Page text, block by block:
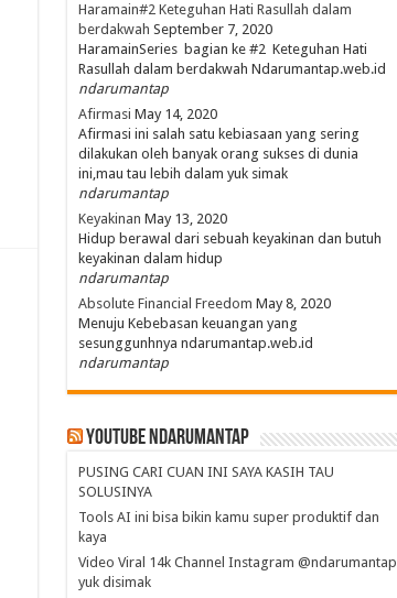
Haramain#2 Keteguhan Hati Rasullah dalam
berdakwah September 7, 2020
HaramainSeries bagian ke #2 Keteguhan Hati
Rasullah dalam berdakwah Ndarumantap.web.id
ndarumantap
Afirmasi May 14, 2020
Afirmasi ini salah satu kebiasaan yang sering
dilakukan oleh banyak orang sukses di dunia
ini,mau tau lebih dalam yuk simak
ndarumantap
Keyakinan May 13, 2020
Hidup berawal dari sebuah keyakinan dan butuh
keyakinan dalam hidup
ndarumantap
Absolute Financial Freedom May 8, 2020
Menuju Kebebasan keuangan yang
sesunggunhnya ndarumantap.web.id
ndarumantap
Youtube NdaruMantap
PUSING CARI CUAN INI SAYA KASIH TAU
SOLUSINYA
Tools AI ini bisa bikin kamu super produktif dan
kaya
Video Viral 14k Channel Instagram @ndarumantap
yuk disimak